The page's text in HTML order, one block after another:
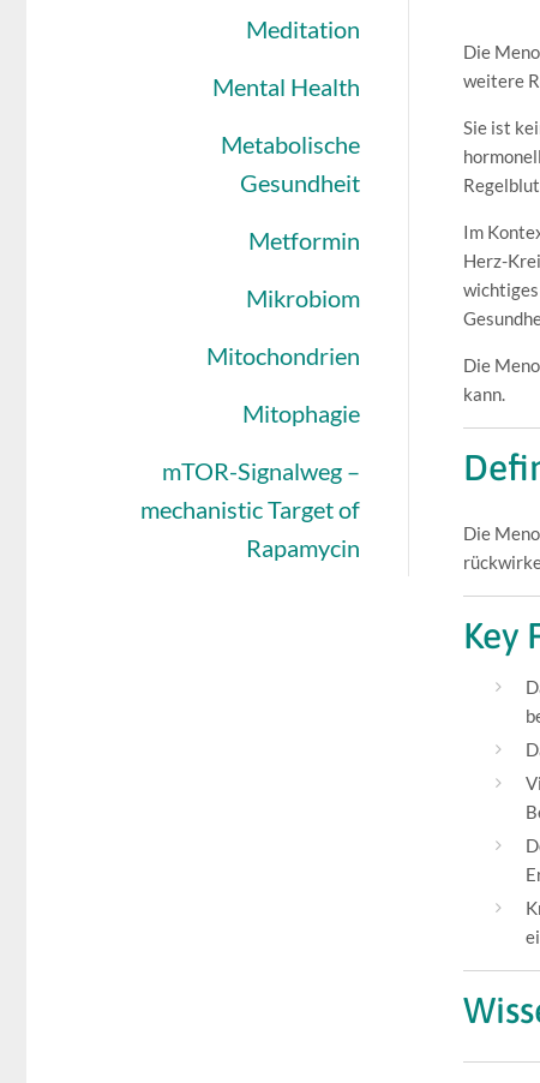
Meditation
Mental Health
Metabolische
Gesundheit
Metformin
Mikrobiom
Mitochondrien
Mitophagie
mTOR-Signalweg –
mechanistic Target of
Rapamycin
Die
weitere
Sie ist
Im
Herz-
Die
kann.
Die
Key